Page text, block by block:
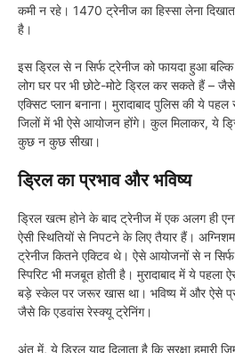
कमी न रहे। 1470 ट्रेनीज का हिस्सा लेना
है।
इस ड्रिल से न सिर्फ ट्रेनीज को फायदा हुआ
लोग घर पर भी छोटे-मोटे ड्रिल कर सकते हैं –
एक्सिट प्लान बनाना। मुरादाबाद पुलिस की ये
जिलों में भी ऐसे आयोजन होंगे। कुल मिलाकर, ये
कुछ न कुछ सीखा।
ड्रिल का प्रभाव और भविष्य
ड्रिल खत्म होने के बाद ट्रेनीज में एक अलग ही
ऐसी स्थितियों से निपटने के लिए तैयार हैं।
ट्रेनीज कितने एक्टिव थे। ऐसे आयोजनों से न
स्पिरिट भी मजबूत होती है। मुरादाबाद में ये
बड़े स्केल पर जरूर खास था। भविष्य में और ऐसे
जैसे कि एडवांस रेस्क्यू ट्रेनिंग।
अंत में, ये ड्रिल याद दिलाता है कि सुरक्षा हमारी